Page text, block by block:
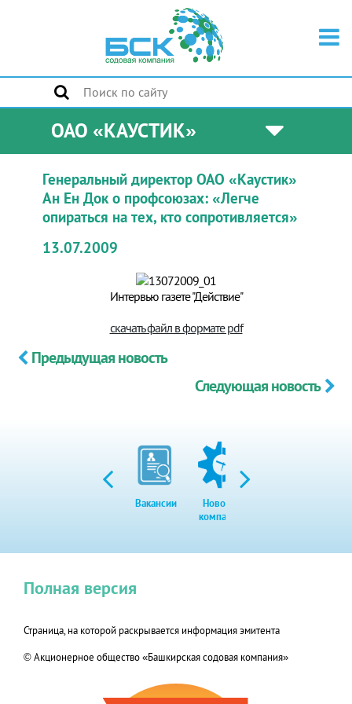
ОАО «КАУСТИК»
Генеральный директор ОАО «Каустик»
Ан Ен Док о профсоюзах: «Легче
опираться на тех, кто сопротивляется»
13.07.2009
Интервью газете "Действие"
скачать файл в формате pdf
Предыдущая новость
Следующая новость
Вакансии
Новости
компании
Страница, на которой раскрывается информация эмитента
© Акционерное общество «Башкирская содовая компания»
Полная версия